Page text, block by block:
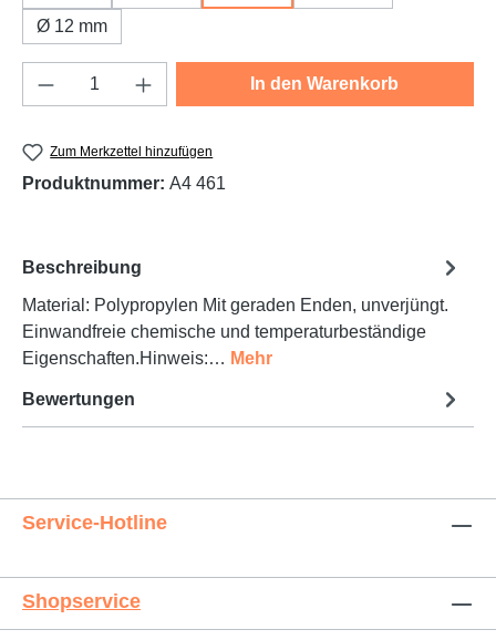
Ø 12 mm
Produkt Anzahl: Gib den gewünschten
In den Warenkorb
Zum Merkzettel hinzufügen
Produktnummer: A4 461
Beschreibung
Material: Polypropylen Mit geraden Enden, unverjüngt.
Einwandfreie chemische und temperaturbeständige
Eigenschaften.Hinweis:… Mehr
Bewertungen
Service-Hotline
Shopservice